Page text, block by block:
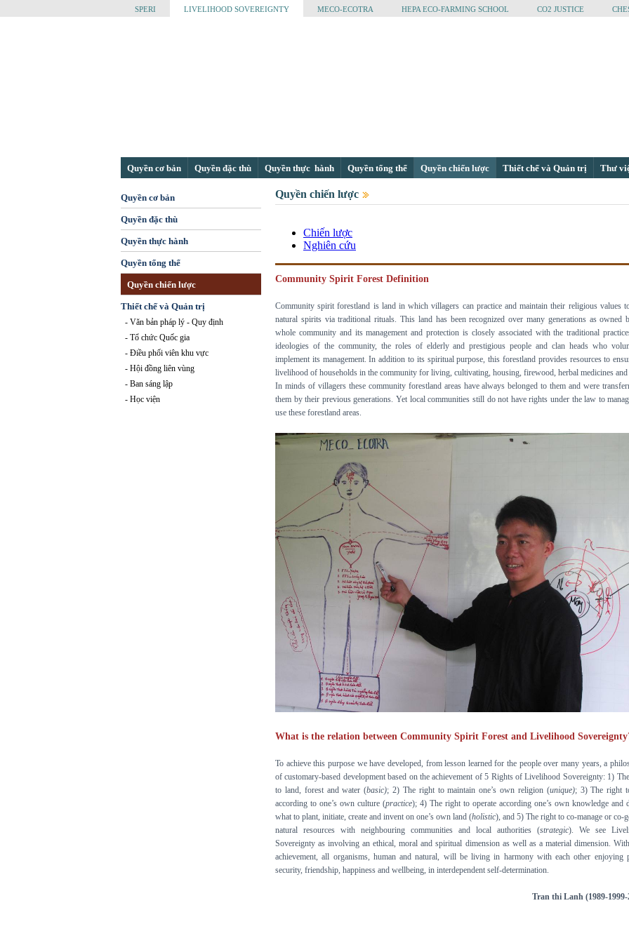
SPERI LIVELIHOOD SOVEREIGNTY MECO-ECOTRA HEPA ECO-FARMING SCHOOL CO2 JUSTICE
Quyền cơ bản Quyền đặc thù Quyền thực hành Quyền tổng thể Quyền chiến lược Thiết chế và Quản trị Thư
Quyền cơ bản
Quyền đặc thù
Quyền thực hành
Quyền tổng thể
Quyền chiến lược
Thiết chế và Quản trị
- Văn bản pháp lý - Quy định
- Tổ chức Quốc gia
- Điều phối viên khu vực
- Hội đồng liên vùng
- Ban sáng lập
- Học viện
Quyền chiến lược
Chiến lược
Nghiên cứu
Community Spirit Forest Definition
Community spirit forestland is land in which villagers can practice and maintain their religious values
natural spirits via traditional rituals. This land has been recognized over many generations as owned
whole community and its management and protection is closely associated with the traditional
ideologies of the community, the roles of elderly and prestigious people and clan heads who
implement its management. In addition to its spiritual purpose, this forestland provides resources to
livelihood of households in the community for living, cultivating, housing, firewood, herbal medicines
In minds of villagers these community forestland areas have always belonged to them and were
them by their previous generations. Yet local communities still do not have rights under the law to
use these forestland areas.
What is the relation between Community Spirit Forest and Livelihood
To achieve this purpose we have developed, from lesson learned for the people over many years, a
of customary-based development based on the achievement of 5 Rights of Livelihood Sovereignty: 1)
to land, forest and water (basic); 2) The right to maintain one’s own religion (unique); 3) The right
according to one’s own culture (practice); 4) The right to operate according one’s own knowledge and
what to plant, initiate, create and invent on one’s own land (holistic), and 5) The right to co-manage or co-
natural resources with neighbouring communities and local authorities (strategic). We see
Sovereignty as involving an ethical, moral and spiritual dimension as well as a material dimension.
achievement, all organisms, human and natural, will be living in harmony with each other enjoying
security, friendship, happiness and wellbeing, in interdependent self-determination.
Tran thi Lanh (1989-1999-